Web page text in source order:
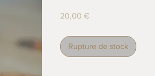
20,00 €Prix
Rupture de stock